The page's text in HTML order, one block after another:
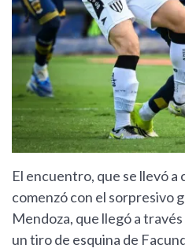
El encuentro, que se llevó a
comenzó con el sorpresivo
Mendoza, que llegó a
un tiro de esquina de